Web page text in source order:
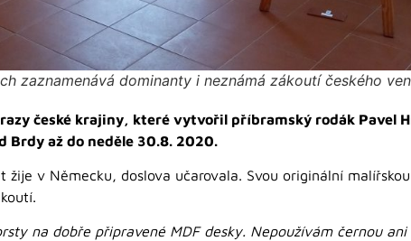
zaznamenává dominanty i neznámá zákoutí českého
české krajiny, které vytvořil příbramský rodák Pavel
Brdy až do neděle 30.8. 2020.
v Německu, doslova učarovala. Svou originální
na dobře připravené MDF desky. Nepoužívám černou